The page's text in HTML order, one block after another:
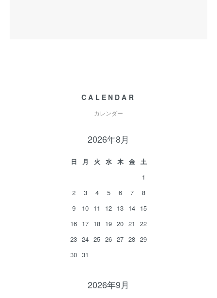
CALENDAR
カレンダー
2026年8月
日 月 火 水 木 金
土
1
2
3 4 5 6 7
8
9
10 11 12 13 14 15
16 17 18 19 20 21
22
23 24 25 26 27 28 29
30 31
2026年9月